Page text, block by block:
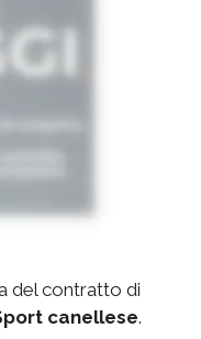
del contratto di
canellese.